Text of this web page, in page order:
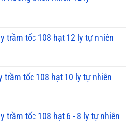
trầm tốc 108 hạt 12 ly tự nhiên
trầm tốc 108 hạt 10 ly tự nhiên
trầm tốc 108 hạt 6 - 8 ly tự nhiên